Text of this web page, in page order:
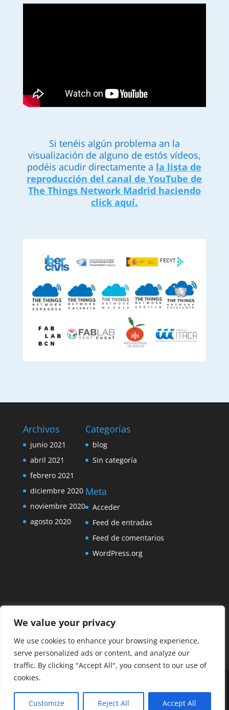
We value your privacy
We use cookies to enhance your browsing experience,
serve personalized ads or content, and analyze our
traffic. By clicking "Accept All", you consent to our use of
cookies.
Customize Reject All Accept All
Si tenéis algún problema an la
visualización de alguno de estós vídeos,
podéis acudir directamente a la lista de
reproducción del canal de YouTube de
The Things Network Madrid haciendo
click aquí.
Archivos
junio 2021
abril 2021
febrero 2021
diciembre 2020
noviembre 2020
agosto 2020
Categorías
blog
Sin categoría
Meta
Acceder
Feed de entradas
Feed de comentarios
WordPress.org
Diseñado por Elegant Themes
| Desarrollado por